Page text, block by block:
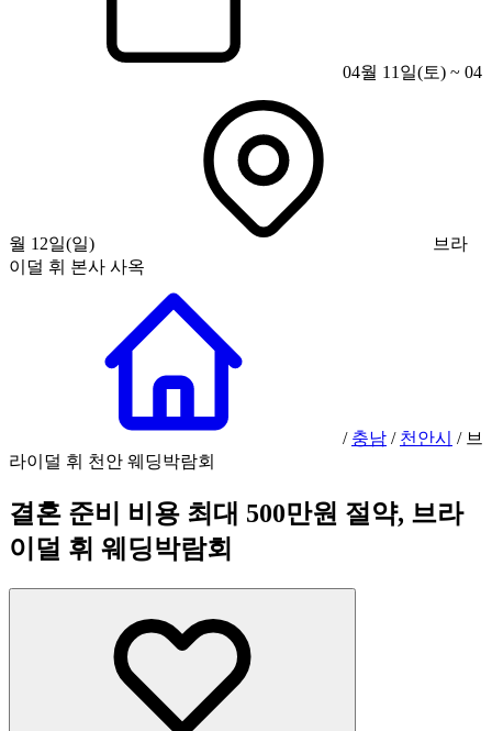
04월 11일(토) ~ 04
월 12일(일)
브라
이덜 휘 본사 사옥
/ 충남 / 천안시 / 브
라이덜 휘 천안 웨딩박람회
결혼 준비 비용 최대 500만원 절약, 브라
이덜 휘 웨딩박람회